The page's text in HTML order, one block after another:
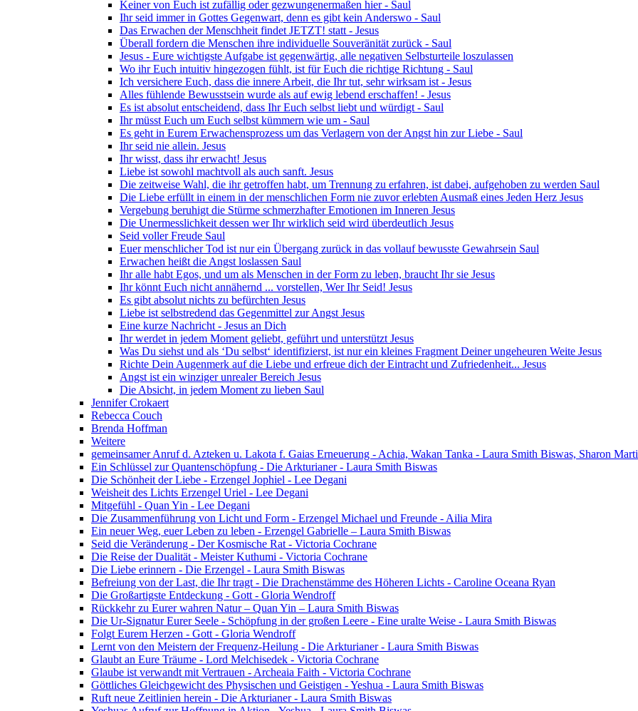
Keiner von Euch ist zufällig oder gezwungenermaßen hier - Saul
Ihr seid immer in Gottes Gegenwart, denn es gibt kein Anderswo - Saul
Das Erwachen der Menschheit findet JETZT! statt - Jesus
Überall fordern die Menschen ihre individuelle Souveränität zurück - Saul
Jesus - Eure wichtigste Aufgabe ist gegenwärtig, alle negativen Selbsturteile loszulassen
Wo ihr Euch intuitiv hingezogen fühlt, ist für Euch die richtige Richtung - Saul
Ich versichere Euch, dass die innere Arbeit, die Ihr tut, sehr wirksam ist - Jesus
Alles fühlende Bewusstsein wurde als auf ewig lebend erschaffen! - Jesus
Es ist absolut entscheidend, dass Ihr Euch selbst liebt und würdigt - Saul
Ihr müsst Euch um Euch selbst kümmern wie um - Saul
Es geht in Eurem Erwachensprozess um das Verlagern von der Angst hin zur Liebe - Saul
Ihr seid nie allein. Jesus
Ihr wisst, dass ihr erwacht! Jesus
Liebe ist sowohl machtvoll als auch sanft. Jesus
Die zeitweise Wahl, die ihr getroffen habt, um Trennung zu erfahren, ist dabei, aufgehoben zu werden Saul
Die Liebe erfüllt in einem in der menschlichen Form nie zuvor erlebten Ausmaß eines Jeden Herz Jesus
Vergebung beruhigt die Stürme schmerzhafter Emotionen im Inneren Jesus
Die Unermesslichkeit dessen wer Ihr wirklich seid wird überdeutlich Jesus
Seid voller Freude Saul
Euer menschlicher Tod ist nur ein Übergang zurück in das vollauf bewusste Gewahrsein Saul
Erwachen heißt die Angst loslassen Saul
Ihr alle habt Egos, und um als Menschen in der Form zu leben, braucht Ihr sie Jesus
Ihr könnt Euch nicht annähernd ... vorstellen, Wer Ihr Seid! Jesus
Es gibt absolut nichts zu befürchten Jesus
Liebe ist selbstredend das Gegenmittel zur Angst Jesus
Eine kurze Nachricht - Jesus an Dich
Ihr werdet in jedem Moment geliebt, geführt und unterstützt Jesus
Was Du siehst und als ‘Du selbst‘ identifizierst, ist nur ein kleines Fragment Deiner ungeheuren Weite Jesus
Richte Dein Augenmerk auf die Liebe und erfreue dich der Eintracht und Zufriedenheit... Jesus
Angst ist ein winziger unrealer Bereich Jesus
Die Absicht, in jedem Moment zu lieben Saul
Jennifer Crokaert
Rebecca Couch
Brenda Hoffman
Weitere
gemeinsamer Anruf d. Azteken u. Lakota f. Gaias Erneuerung - Achia, Wakan Tanka - Laura Smith Biswas, Sharon
Ein Schlüssel zur Quantenschöpfung - Die Arkturianer - Laura Smith Biswas
Die Schönheit der Liebe - Erzengel Jophiel - Lee Degani
Weisheit des Lichts Erzengel Uriel - Lee Degani
Mitgefühl - Quan Yin - Lee Degani
Die Zusammenführung von Licht und Form - Erzengel Michael und Freunde - Ailia Mira
Ein neuer Weg, euer Leben zu leben - Erzengel Gabrielle – Laura Smith Biswas
Seid die Veränderung - Der Kosmische Rat - Victoria Cochrane
Die Reise der Dualität - Meister Kuthumi - Victoria Cochrane
Die Liebe erinnern - Die Erzengel - Laura Smith Biswas
Befreiung von der Last, die Ihr tragt - Die Drachenstämme des Höheren Lichts - Caroline Oceana Ryan
Die Großartigste Entdeckung - Gott - Gloria Wendroff
Rückkehr zu Eurer wahren Natur – Quan Yin – Laura Smith Biswas
Die Ur-Signatur Eurer Seele - Schöpfung in der großen Leere - Eine uralte Weise - Laura Smith Biswas
Folgt Eurem Herzen - Gott - Gloria Wendroff
Lernt von den Meistern der Frequenz-Heilung - Die Arkturianer - Laura Smith Biswas
Glaubt an Eure Träume - Lord Melchisedek - Victoria Cochrane
Glaube ist verwandt mit Vertrauen - Archeaia Faith - Victoria Cochrane
Göttliches Gleichgewicht des Physischen und Geistigen - Yeshua - Laura Smith Biswas
Ruft neue Zeitlinien herein - Die Arkturianer - Laura Smith Biswas